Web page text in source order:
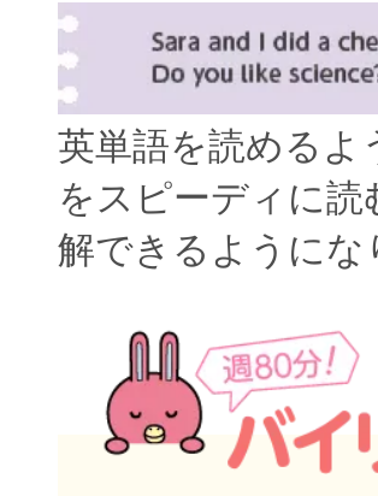
英単語を読めるよ
をスピーディに
解できるようにな